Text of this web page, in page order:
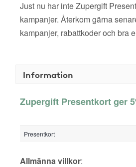
Just nu har inte Zupergift
kampanjer. Återkom gärna
kampanjer, rabattkoder och bra
Information
Zupergift Presentkort ger
Presentkort
Allmänna villkor: